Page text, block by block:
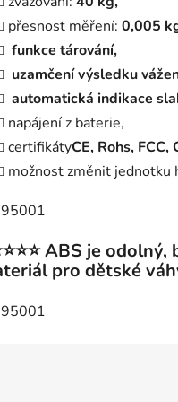
přesnost měření: 0,005
funkce tárování,
uzamčení výsledku
automatická indikace
napájení z baterie,
certifikátyCE, Rohs, FCC,
možnost změnit jednotku
ABS je
pro dětské